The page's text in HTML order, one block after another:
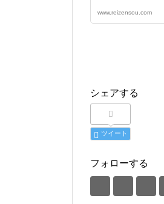
www.reizensou.com
シェアする
ツイート
フォローする